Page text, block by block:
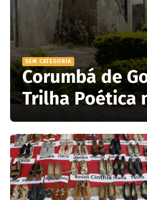
SEM CATEGORIA
Corumbá de
Trilha Poética